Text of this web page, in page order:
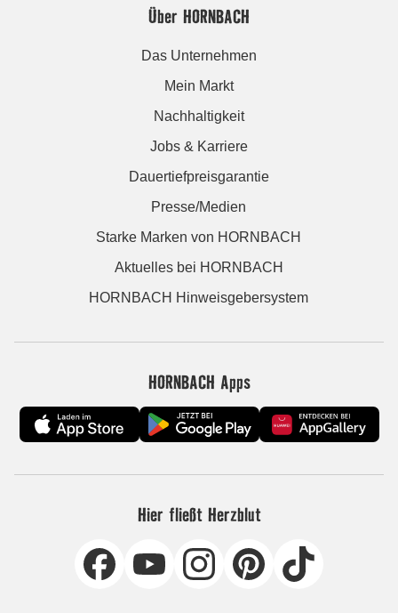
Über HORNBACH
Das Unternehmen
Mein Markt
Nachhaltigkeit
Jobs & Karriere
Dauertiefpreisgarantie
Presse/Medien
Starke Marken von HORNBACH
Aktuelles bei HORNBACH
HORNBACH Hinweisgebersystem
HORNBACH Apps
Hier fließt Herzblut